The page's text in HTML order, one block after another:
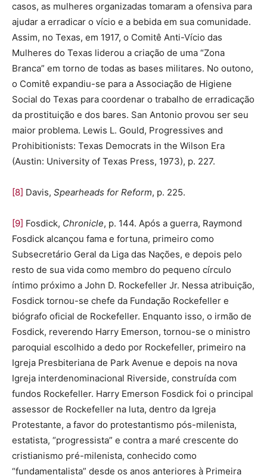
casos, as mulheres organizadas tomaram a ofensiva para
ajudar a erradicar o vício e a bebida em sua comunidade.
Assim, no Texas, em 1917, o Comitê Anti-Vício das
Mulheres do Texas liderou a criação de uma “Zona
Branca” em torno de todas as bases militares. No outono,
o Comitê expandiu-se para a Associação de Higiene
Social do Texas para coordenar o trabalho de erradicação
da prostituição e dos bares. San Antonio provou ser seu
maior problema. Lewis L. Gould, Progressives and
Prohibitionists: Texas Democrats in the Wilson Era
(Austin: University of Texas Press, 1973), p. 227.
[8] Davis, Spearheads for Reform, p. 225.
[9] Fosdick, Chronicle, p. 144. Após a guerra, Raymond
Fosdick alcançou fama e fortuna, primeiro como
Subsecretário Geral da Liga das Nações, e depois pelo
resto de sua vida como membro do pequeno círculo
íntimo próximo a John D. Rockefeller Jr. Nessa atribuição,
Fosdick tornou-se chefe da Fundação Rockefeller e
biógrafo oficial de Rockefeller. Enquanto isso, o irmão de
Fosdick, reverendo Harry Emerson, tornou-se o ministro
paroquial escolhido a dedo por Rockefeller, primeiro na
Igreja Presbiteriana de Park Avenue e depois na nova
Igreja interdenominacional Riverside, construída com
fundos Rockefeller. Harry Emerson Fosdick foi o principal
assessor de Rockefeller na luta, dentro da Igreja
Protestante, a favor do protestantismo pós-milenista,
estatista, “progressista” e contra a maré crescente do
cristianismo pré-milenista, conhecido como
“fundamentalista” desde os anos anteriores à Primeira